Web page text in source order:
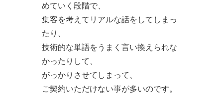
めていく段階で、
集客を考えてリアルな話をしてしまっ
たり、
技術的な単語をうまく言い換えられな
かったりして、
がっかりさせてしまって、
ご契約いただけない事が多いのです。